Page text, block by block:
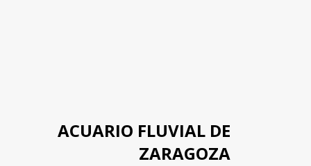
ACUARIO FLUVIAL DE
ZARAGOZA